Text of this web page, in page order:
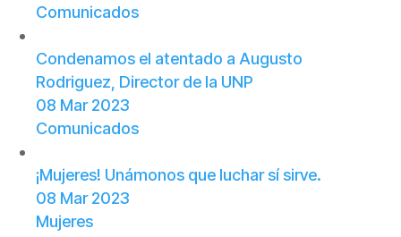
Comunicados
Condenamos el atentado a Augusto
Rodriguez, Director de la UNP
08 Mar 2023
Comunicados
¡Mujeres! Unámonos que luchar sí sirve.
08 Mar 2023
Mujeres